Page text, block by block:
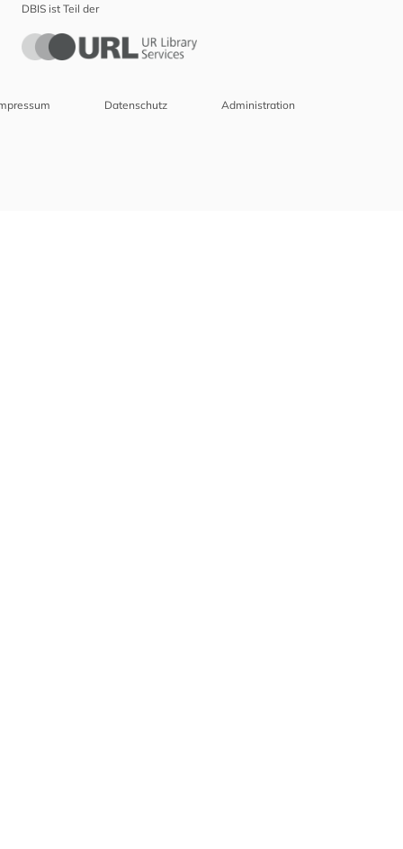
DBIS ist Teil der
Datenschutz Administration